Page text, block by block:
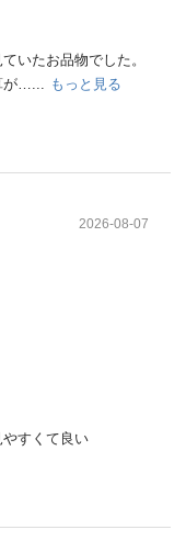
いたお品物でした。
が…... もっと見る
2026-08-07
すくて良い